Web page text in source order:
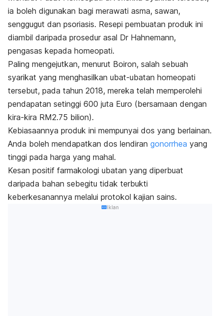
ia boleh digunakan bagi merawati asma, sawan,
senggugut dan psoriasis. Resepi pembuatan produk ini
diambil daripada prosedur asal Dr Hahnemann,
pengasas kepada homeopati.
Paling mengejutkan, menurut Boiron, salah sebuah
syarikat yang menghasilkan ubat-ubatan homeopati
tersebut, pada tahun 2018, mereka telah memperolehi
pendapatan setinggi 600 juta Euro (bersamaan dengan
kira-kira RM2.75 bilion).
Kebiasaannya produk ini mempunyai dos yang berlainan.
Anda boleh mendapatkan dos lendiran gonorrhea yang
tinggi pada harga yang mahal.
Kesan positif farmakologi ubatan yang diperbuat
daripada bahan sebegitu tidak terbukti
keberkesanannya melalui protokol kajian sains.
Iklan